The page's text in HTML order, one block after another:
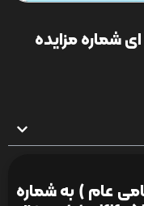
شماره مزایده
عام ) به شماره